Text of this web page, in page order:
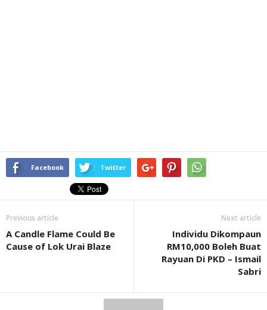
Facebook Twitter
Previous article
A Candle Flame Could Be
Cause of Lok Urai Blaze
Next article
Individu Dikompaun
RM10,000 Boleh Buat
Rayuan Di PKD – Ismail
Sabri